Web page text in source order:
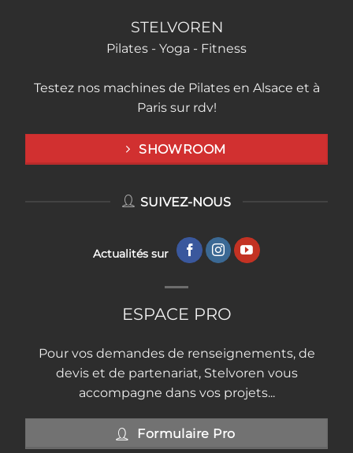
STELVOREN
Pilates - Yoga - Fitness
Testez nos machines de Pilates en Alsace et à
Paris sur rdv!
SHOWROOM
SUIVEZ-NOUS
Actualités sur
ESPACE PRO
Pour vos demandes de renseignements, de
devis et de partenariat, Stelvoren vous
accompagne dans vos projets...
Formulaire Pro